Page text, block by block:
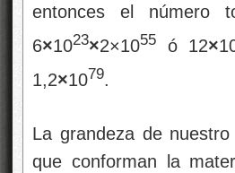
entonces el número
6×1023×2×1055 ó 12×
1,2×1079.
La grandeza de
que conforman la